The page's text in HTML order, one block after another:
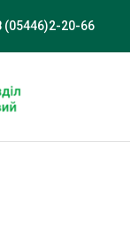
(05446)2-20-66